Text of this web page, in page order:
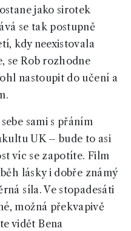
jako sirotek
se tak postupně
kdy neexistovala
se Rob rozhodne
nastoupit do učení a
sami s přáním
UK – bude to asi
víc se zapotíte. Film
lásky i dobře známý
síla. Ve stopadesáti
možná překvapivě
vidět Bena